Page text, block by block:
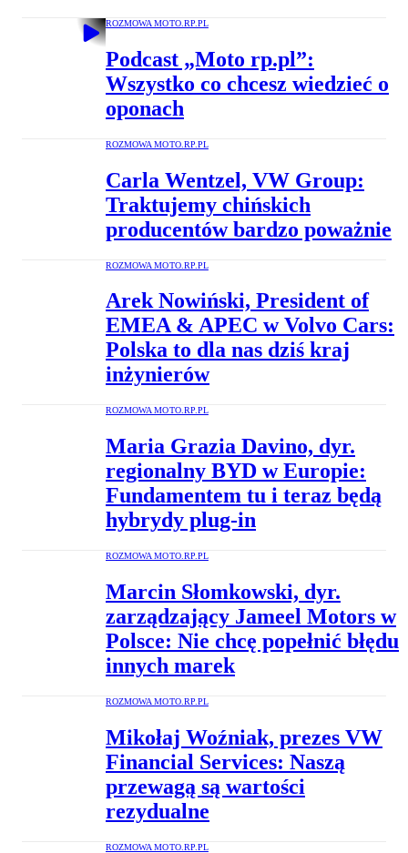
ROZMOWA MOTO.RP.PL
Podcast „Moto rp.pl”:
Wszystko co chcesz wiedzieć o
oponach
ROZMOWA MOTO.RP.PL
Carla Wentzel, VW Group:
Traktujemy chińskich
producentów bardzo poważnie
ROZMOWA MOTO.RP.PL
Arek Nowiński, President of
EMEA & APEC w Volvo Cars:
Polska to dla nas dziś kraj
inżynierów
ROZMOWA MOTO.RP.PL
Maria Grazia Davino, dyr.
regionalny BYD w Europie:
Fundamentem tu i teraz będą
hybrydy plug-in
ROZMOWA MOTO.RP.PL
Marcin Słomkowski, dyr.
zarządzający Jameel Motors w
Polsce: Nie chcę popełnić błędu
innych marek
ROZMOWA MOTO.RP.PL
Mikołaj Woźniak, prezes VW
Financial Services: Naszą
przewagą są wartości
rezydualne
ROZMOWA MOTO.RP.PL